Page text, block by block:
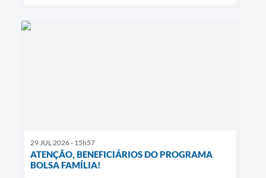
29 JUL 2026 - 15h57
ATENÇÃO, BENEFICIÁRIOS DO PROGRAMA
BOLSA FAMÍLIA!